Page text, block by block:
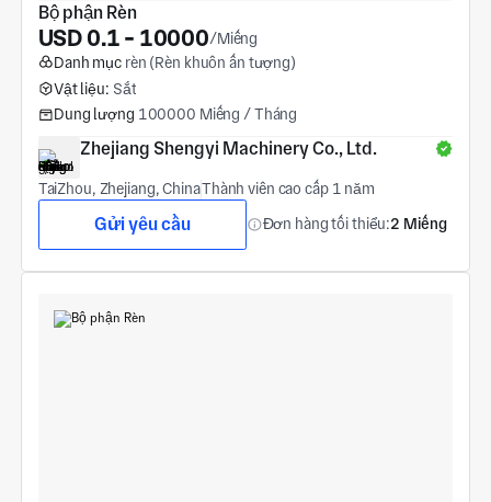
Bộ phận Rèn
USD 0.1 - 10000/Miếng
Danh mục rèn (Rèn khuôn ấn tượng)
Vật liệu: Sắt
Dung lượng 100000 Miếng / Tháng
Zhejiang Shengyi Machinery Co., Ltd.
TaiZhou, Zhejiang, ChinaThành viên cao cấp 1 năm
Gửi yêu cầu Đơn hàng tối thiểu:2 Miếng